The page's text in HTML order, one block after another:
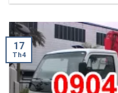
17
Th4